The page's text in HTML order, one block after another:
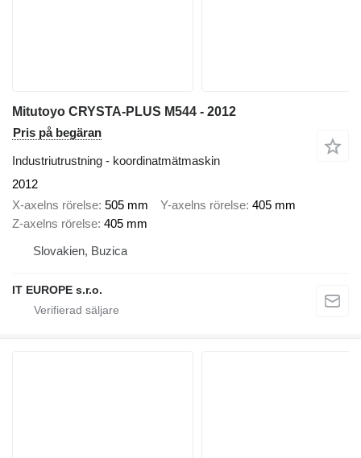
Mitutoyo CRYSTA-PLUS M544 - 2012
Pris på begäran
Industriutrustning - koordinatmätmaskin
2012
X-axelns rörelse 505 mm Y-axelns rörelse 405 mm
Z-axelns rörelse 405 mm
Slovakien, Buzica
IT EUROPE s.r.o.